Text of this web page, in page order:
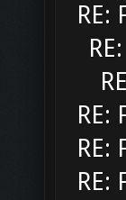
RE:
RE:
RE:
RE: